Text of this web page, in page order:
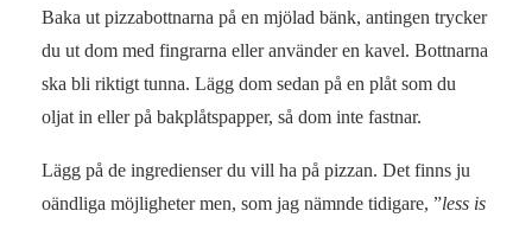
Baka ut pizzabottnarna på en mjölad bänk, antingen trycker
du ut dom med fingrarna eller använder en kavel. Bottnarna
ska bli riktigt tunna. Lägg dom sedan på en plåt som du
oljat in eller på bakplåtspapper, så dom inte fastnar.
Lägg på de ingredienser du vill ha på pizzan. Det finns ju
oändliga möjligheter men, som jag nämnde tidigare, ”less is